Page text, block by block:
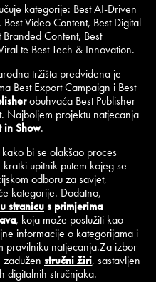
kategorije: Best AI-Driven
Video Content, Best Digital
Content, Best
te Best Tech & Innovation.
tržišta predviđena je
Best Export Campaign i Best
obuhvaća Best Publisher
Najboljem projektu natjecanja
in Show.
bi se olakšao proces
upitnik putem kojeg se
odboru za savjet,
kategorije. Dodatno,
stranicus primjerima
, koja može poslužiti kao
informacije o kategorijama i
pravilniku natjecanja.Za izbor
stručni žiri, sastavljen
digitalnih stručnjaka.